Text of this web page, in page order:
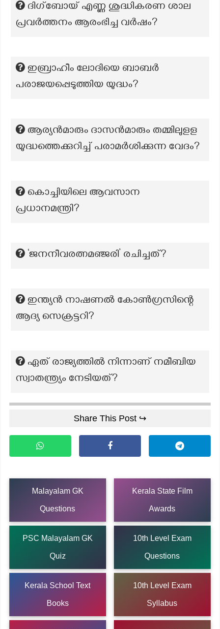
ദിഗ്ബോയ് എണ്ണ ശുദ്ധികരണ ശാല
പ്രവര്‍ത്തനം ആരംഭിച്ച വര്‍ഷം?
ഇബ്രാഹീം ലോദിയെ ബാബർ
പരാജയപ്പെടുത്തിയ യുദ്ധം?
ആര്യൻമാരും ദാസൻമാരും തമ്മിലുളള
യുദ്ധത്തെക്കുറിച്ച് പരാമർശിക്കുന്ന വേദം?
കൊച്ചിയിലെ ആവസാന
പ്രധാനമന്ത്രി?
‘ജനനീവരത്നമഞ്ജരി’ രചിച്ചത്?
ഇന്ത്യൻ നാഷണൽ കോൺഗ്രസിന്റെ
ആദ്യ സെക്രട്ടറി?
ഏത് രാജ്യത്തിൽ നിന്നാണ് നമീബിയ
സ്വാതന്ത്ര്യം നേടിയത്?
Share This Post ↪
Malayalam GK
Questions
Kerala State Film
Awards
PSC Malayalam GK
Quiz
10th Level Exam
Questions
Kerala School Text
Books
10th Level Exam
Syllabus